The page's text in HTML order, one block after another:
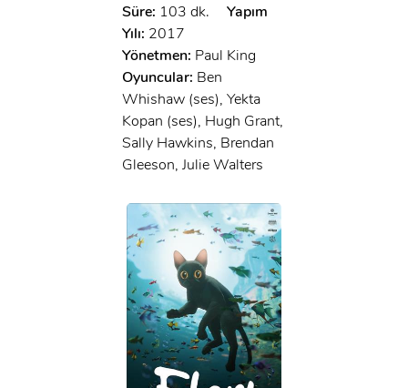
Süre: 103 dk.
Yapım
Yılı: 2017
Yönetmen: Paul King
Oyuncular: Ben
Whishaw (ses), Yekta
Kopan (ses), Hugh Grant,
Sally Hawkins, Brendan
Gleeson, Julie Walters